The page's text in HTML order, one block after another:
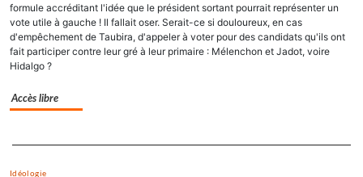
formule accréditant l'idée que le président sortant pourrait représenter un
vote utile à gauche ! Il fallait oser. Serait-ce si douloureux, en cas
d'empêchement de Taubira, d'appeler à voter pour des candidats qu'ils ont
fait participer contre leur gré à leur primaire : Mélenchon et Jadot, voire
Hidalgo ?
Accès libre
Idéologie